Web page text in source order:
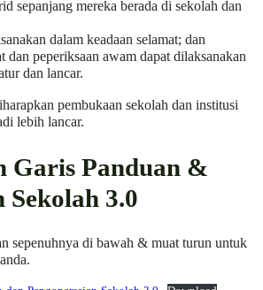
sepanjang mereka berada di sekolah dan
dalam keadaan selamat; dan
dan peperiksaan awam dapat dilaksanakan
dan lancar.
pembukaan sekolah dan institusi
lebih lancar.
Garis Panduan &
Sekolah 3.0
sepenuhnya di bawah & muat turun untuk